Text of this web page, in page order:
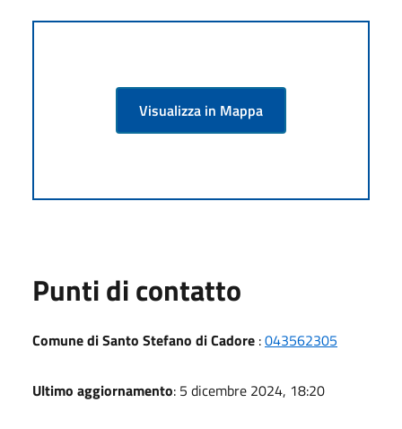
Visualizza in Mappa
Punti di contatto
Comune di Santo Stefano di Cadore :043562305
Ultimo aggiornamento: 5 dicembre 2024, 18:20